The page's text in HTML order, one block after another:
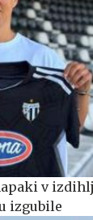
v
izgubile